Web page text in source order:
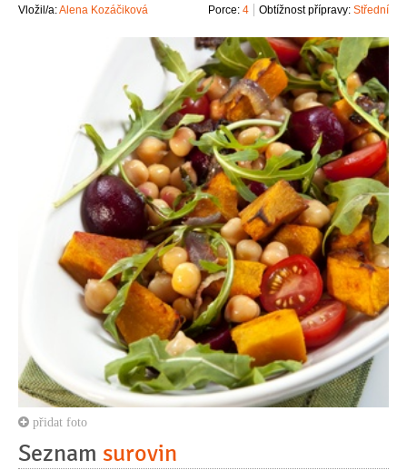
Vložil/a:Alena Kozáčiková Obtížnost přípravy: Střední
Porce: 4
přidat foto
Seznam surovin